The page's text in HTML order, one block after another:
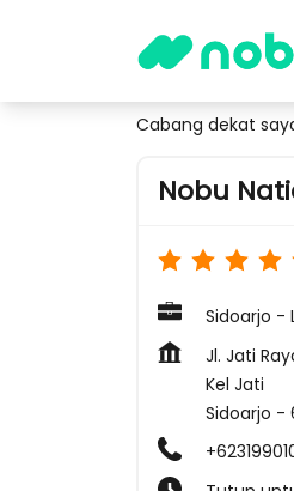
Cabang dekat
Nobu
Sidoarjo -
Jl. Jati
Kel Jati
Sidoarjo -